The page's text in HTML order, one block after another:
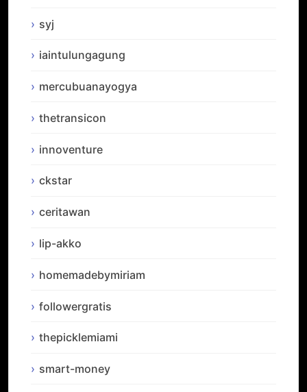
syj
iaintulungagung
mercubuanayogya
thetransicon
innoventure
ckstar
ceritawan
lip-akko
homemadebymiriam
followergratis
thepicklemiami
smart-money